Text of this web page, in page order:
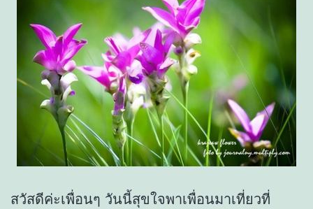
สวัสดีค่ะเพื่อนๆ วันนี้สุขใจพาเพื่อนมาเที่ยวที่